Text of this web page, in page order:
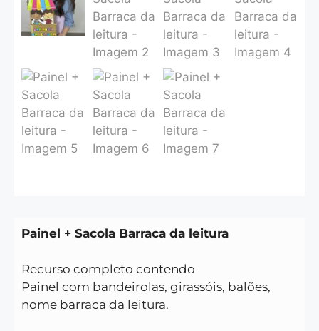
Painel + Sacola Barraca da leitura
Recurso completo contendo
Painel com bandeirolas, girassóis, balões,
nome barraca da leitura.